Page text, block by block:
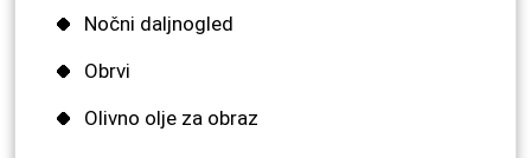
Nočni daljnogled
Obrvi
Olivno olje za obraz